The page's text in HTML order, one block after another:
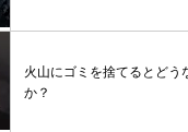
火山にゴミを捨てるとどう
か？